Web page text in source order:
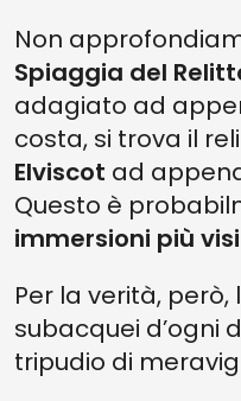
Non
Spiaggia del
adagiato ad
costa, si trova il
Elviscot ad
Questo è
immersioni più
Per la verità, però,
subacquei d’ogni
tripudio di